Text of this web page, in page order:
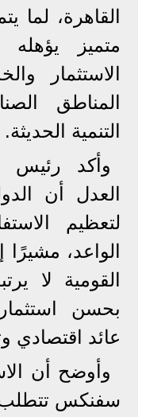
القاهرة، لما
متميز
الاستثمار
المناطق
التنمية الحديثة.
وأكد رئيس
العدل أن
لتعظيم
الواعد،
القومية لا
بحسن استثمار
عائد اقتصادي
وأوضح أن
سفنكس تتطلب